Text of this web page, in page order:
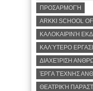
ΠΡΟΣΑΡΜΟΓΉ
ARKKI SCHOOL
ΚΑΛΟΚΑΙΡΙΝΉ
ΚΑΛΎΤΕΡΟ
ΔΙΑΧΕΊΡΙΣΗ
ΈΡΓΑ ΤΈΧΝΗΣ
ΘΕΑΤΡΙΚΉ